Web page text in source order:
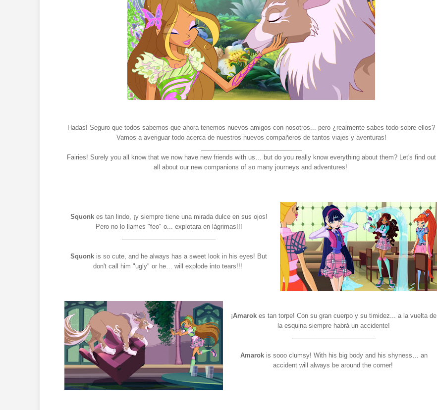
Hadas! Seguro que todos sabemos que ahora tenemos nuevos amigos con nosotros... pero ¿realmente sabes todo sobre ellos?
Vamos a averiguar todo acerca de nuestros nuevos compañeros de tantos viajes y aventuras!
Fairies! Surely you all know that we now have new friends with us… but do you really know everything about them? Let's find out
all about our new companions of so many journeys and adventures!
Squonkes tan lindo, ¡y siempre tiene una mirada dulce en sus ojos!
Pero no lo llames "feo" o... explotara en lágrimas!!!
Squonk is so cute, and he always has a sweet look in his eyes! But
don't call him "ugly" or he… will explode into tears!!!
¡Amarok es tan torpe! Con su gran cuerpo y su timidez... a la vuelta de
la esquina siempre habrá un accidente!
Amarokis sooo clumsy! With his big body and his shyness… an
accident will always be around the corner!